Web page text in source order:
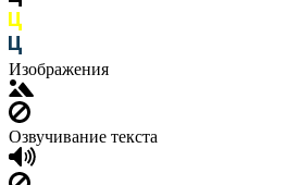
Изображения
Озвучивание текста